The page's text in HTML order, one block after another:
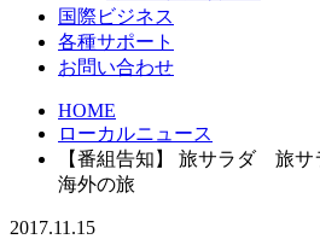
国際ビジネス
各種サポート
お問い合わせ
HOME
ローカルニュース
【番組告知】 旅サラダ 旅
海外の旅
2017.11.15